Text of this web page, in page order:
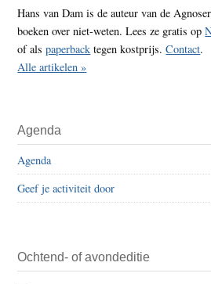
Hans van Dam is de auteur van de
boeken over niet-weten. Lees ze gratis op
of alspaperback tegen kostprijs.Contact.
Alle artikelen »
Agenda
Agenda
Geef je activiteit door
Ochtend- of avondeditie